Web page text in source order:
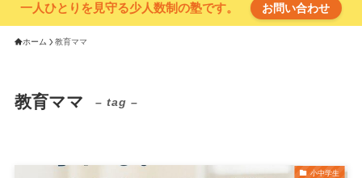
一人ひとりを見守る少人数制の塾です。 お問い合わせ
ホーム 教育ママ
教育ママ – tag –
小中学生